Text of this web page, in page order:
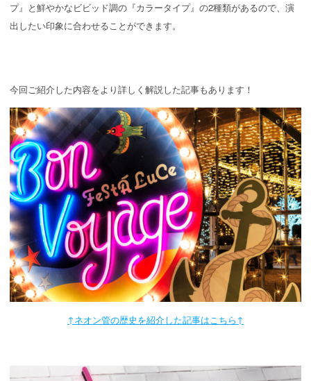
プ』と鮮やかなビビッド調の『カラータイプ』の2種類があるので、演
出したい印象に合わせることができます。
今回ご紹介した内容をより詳しく解説した記事もあります！
↑ネオン管の歴史を紹介した記事はこちら↑